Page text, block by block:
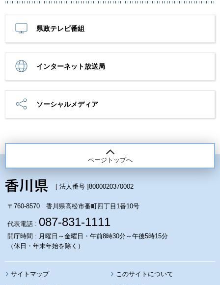
県政テレビ番組
インターネット放送局
ソーシャルメディア
ページトップへ
[ 法人番号 ]8000020370002
〒760-8570 香川県高松市番町四丁目1番10号
代表電話 : 087-831-1111
開庁時間 : 月曜日～金曜日・午前8時30分～午後5時15分
（休日・年末年始を除く）
サイトマップ このサイトについて